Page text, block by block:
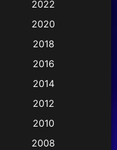
2022
2020
2018
2016
2014
2012
2010
2008